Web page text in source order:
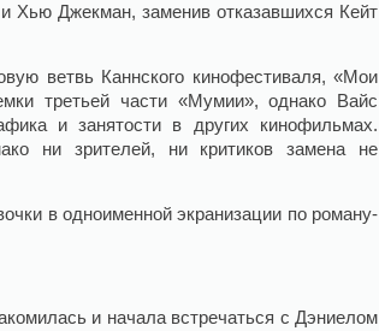
Хью Джекман, заменив отказавшихся Кейт
ветвь Каннского кинофестиваля, «Мои
третьей части «Мумии», однако Вайс
и занятости в других кинофильмах.
ни зрителей, ни критиков замена не
в одноименной экранизации по роману-
и начала встречаться с Дэниелом